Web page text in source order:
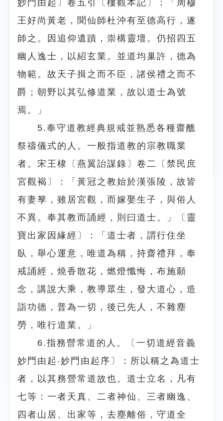
妙門由起〕卷五引〔樓觀本記〕：「周穆
王好尚黃老，聞仙師杜沖有至德高行，遂
師之。因追仰遺蹟，崇構靈壇。仍招四五
幽人逸士，以紹玄業。並道均巢許，德為
物範。故天子揖之而不臣，諸侯禮之而不
爵；朝野以其弘修道業，故以道士為號
焉。」
5.奉守道教經典規戒並熟悉各種齋醮
祭禱儀式的人。一般指道教的宗教職業
者。宋王棣〔燕翼詒謀錄〕卷二〔禁民庶
宮觀褐〕：「黃冠之教始於漢張陵，故皆
有妻孥，雖居宮觀，而嫁娶生子，與俗人
不異。奉其教而誦經，則曰道士。」〔靈
寶出家因緣經〕：「道士者，謂行住坐
臥，舉心運意，唯道為稱，持齋禮拜，奉
戒誦經，燒香散花，燃燈懺悔，布施願
念，講說大乘，教導眾生，發大道心，造
詣功德，普為一切，後已先人，不雜塵
勞，唯行道業。」
6.指務營常道的人。〔一切道經音義
妙門由起‧妙門由起序〕：所以稱之為道士
者，以其務營常道故也。道士立名，凡有
七等：一者天真、二者神仙、三者幽逸、
四者山居、出家等，去塵離俗，守道全